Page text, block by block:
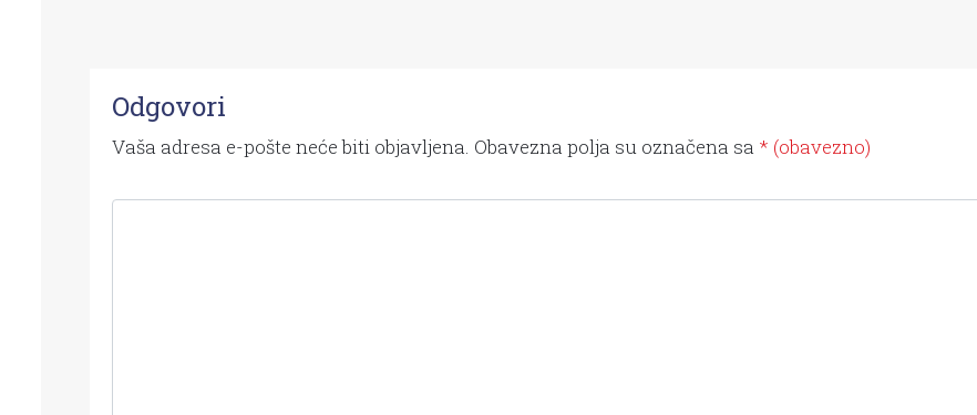
Odgovori
Vaša adresa e-pošte neće biti objavljena. Obavezna polja su označena sa * (obavezno)